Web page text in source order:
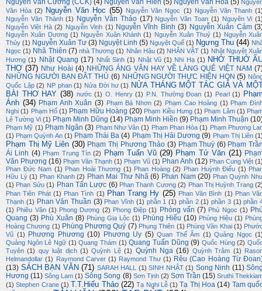
Nguyễn Văn Cường (CCK) (4) Nguyễn Văn Hiến (5) Nguyễn Văn Hoà (5)
Văn Hòa (2) Nguyễn Văn Học (55) Nguyễn Văn Ngọc (1) Nguyễn Văn Thanh
Nguyễn Văn Thành (1) Nguyễn Văn Thảo (17) Nguyễn Văn Toan (1) Nguyên Vi
Nguyễn Việt Hà (2) Nguyễn Vinh (1) Nguyễn Vĩnh Bình (3) Nguyễn Xuân Cảm
Nguyễn Xuân Dương (1) Nguyễn Xuân Khánh (1) Nguyễn Xuân Thuỷ (1) Nguyễn
Thủy (1) Nguyễn Xuân Tư (3) Nguyệt Linh (5) Nguyệt Quế (1) Ngưng Thu (44)
Ngọc (1) Nhã Thiên (7) nhà Thương (1) Nhân Hậu (2) NHÂN VẬT (1) Nhật Nguyệt
Hương (1) Nhật Quang (17) Nhất Sinh (1) Nhật Vũ (1) Nhi Hạ (1) NHỚ THUỞ
THƠ (37) Như Hoài (4) NHỮNG ÁNG VĂN HAY VỀ LÀNG QUÊ VIỆT NAM
NHỮNG NGƯỜI BẠN ĐÂT THỦ (6) NHỮNG NGƯỜI THỰC HIỆN HQN (5)
Quốc Lập (2) NP phan (1) Nửa Đời hư (1) NỬA THÁNG MỘT TÁC GIẢ VÀ
BÀI THƠ HAY (38) nước (1) O. Henry (1) P.N. Thường Đoan (1) Pearl (1)
Ánh (34) Phạm Anh Xuân (3) Phạm Bá Nhơn (2) Phạm Cao Hoàng (1) Phạm
Nghi (1) Phạm Hổ (1) Phạm Hữu Hoàng (20) Phạm Kiều Hưng (1) Phạm Lâm (1)
Lê Tường Vi (1) Phạm Minh Dũng (14) Phạm Minh Hiền (9) Phạm Minh Thuận
Phạm Mỹ (1) Phạm Ngân (3) Phạm Như Vân (1) Phạm Phan Hòa (1) Phạm Phương
(1) Phạm Quỳnh An (1) Phạm Thái Ba (4) Phạm Thị Hải Dương (9) Phạm Thị Liên
Phạm Thị Mỹ Liên (30) Phạm Thị Phương Thảo (3) Phạm Thuý (6) Phạm
Ái Linh (4) Phạm Trung Tín (2) Phạm Tuấn Vũ (29) Phạm Tử Văn (21)
Văn Phương (16) Phạm Văn Thạnh (1) Phạm Vũ (1) Phan Anh (12) Phan Cung Việt
Phan Đức Nam (1) Phan Hoài Thương (1) Phan Hoàng (2) Phan Huỳnh Điểu (1)
Hữu Lý (1) Phan Khanh (2) Phan Mai Thư Nhã (6) Phan Nam (20) Phan Quỳnh
(1) Phan Sửu (1) Phan Tấn Lược (6) Phan Thanh Cương (2) Phan Thị Huỳnh Trang
Phan Tiên Phát (1) Phan Tình (1) Phan Trang Hy (25) Phan Văn Bình (1) Phan
Thạnh (1) Phan Văn Thuần (3) Phan Vĩnh (1) phần 1 (1) phần 2 (1) phần 3 (1) phần
(1) Phiêu Vân (1) Phong Dương (2) Phong Điệp (1) Phỏng vấn (7) Phú Ngọc (1)
Quang (3) Phú Xuân (8) Phùng Gia Lộc (1) Phùng Hiếu (10) Phùng Hiệu (1)
Hoàng Chương (1) Phùng Phương Quý (7) Phụng Thiên (1) Phùng Văn Khai (1)
Vũ (1) Phương Phương (10) Phương Uy (5) Quan Thế Âm (1) Quảng Ngọc
Quảng Ngôn Lê Ngữ (1) Quang Thám (1) Quang Tuấn Dũng (9) Quốc Hùng (2)
Tuyên (1) quy luật dịch (1) Quỳnh Lệ (1) Quỳnh Nga (16) Quỳnh Trâm (1)
Helmandollar (1) Raymond Carver (1) Raymond Thư (1) Rêu (Cao Hoàng Từ
(13) SÁCH BẠN VĂN (71) SARAH HALL (1) SINH NHẬT (1) Song Ninh (11)
Hương (11) Sông Lam (1) Sông Song (8) Sơn Tịnh (2) Sơn Trần (15) Sruthi
(1) Stephen Crane (1) T.T.Hiếu Thảo (22) Tạ Nghi Lễ (1) Tạ Thị Hoa (14) Tam